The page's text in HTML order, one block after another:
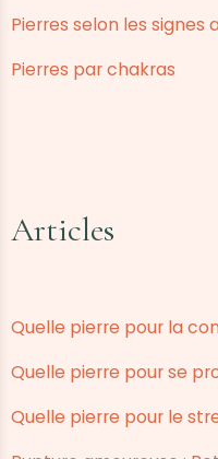
Pierres selon les signes
Pierres par chakras
Articles
Quelle pierre pour la
Quelle pierre pour se
Quelle pierre pour le